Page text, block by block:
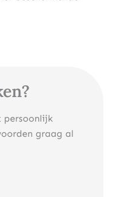
persoonlijk
graag al